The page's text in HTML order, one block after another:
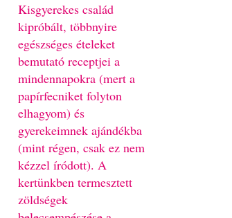
Kisgyerekes család
kipróbált, többnyire
egészséges ételeket
bemutató receptjei a
mindennapokra (mert a
papírfecniket folyton
elhagyom) és
gyerekeimnek ajándékba
(mint régen, csak ez nem
kézzel íródott). A
kertünkben termesztett
zöldségek